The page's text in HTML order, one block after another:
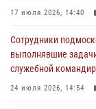
04 августа 2026, 12:21
За прошедший
сигналам «Тревога»
04 августа 2026, 12:15
17 июля 2026, 14:40
Сотрудники
выполнявшие
служебной
24 июля 2026, 14:54